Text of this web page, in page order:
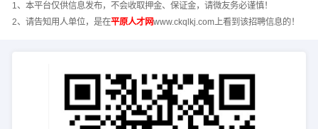
1、本平台仅供信息发布，不会收取押金、保证金，请微友务必谨慎！
2、请告知用人单位，是在平原人才网www.ckqlkj.com上看到该招聘信息的！